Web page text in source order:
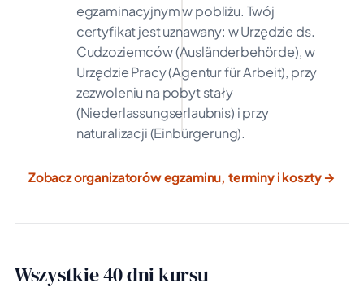
egzaminacyjnym w pobliżu. Twój
certyfikat jest uznawany: w Urzędzie ds.
Cudzoziemców (Ausländerbehörde), w
Urzędzie Pracy (Agentur für Arbeit), przy
zezwoleniu na pobyt stały
(Niederlassungserlaubnis) i przy
naturalizacji (Einbürgerung).
Zobacz organizatorów egzaminu, terminy i koszty →
Wszystkie 40 dni kursu